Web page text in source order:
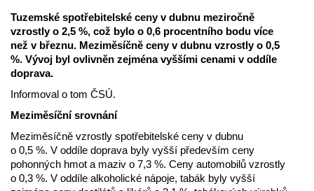
Tuzemské spotřebitelské ceny v dubnu meziročně
vzrostly o 2,5 %, což bylo o 0,6 procentního bodu více
než v březnu. Meziměsíčně ceny v dubnu vzrostly o 0,5
%. Vývoj byl ovlivněn zejména vyššími cenami v oddíle
doprava.
Informoval o tom ČSÚ.
Meziměsíční srovnání
Meziměsíčně vzrostly spotřebitelské ceny v dubnu
o 0,5 %. V oddíle doprava byly vyšší především ceny
pohonných hmot a maziv o 7,3 %. Ceny automobilů vzrostly
o 0,3 %. V oddíle alkoholické nápoje, tabák byly vyšší